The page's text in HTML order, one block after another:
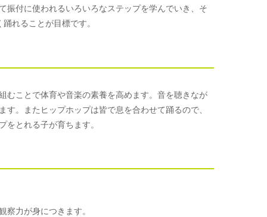
振付に使われるいろいろなステップを学んでいき、そ
れることが目標です。
むことで体育や音楽の素養を高めます。音を聴きなが
。またヒップホップは皆で息を合わせて踊るので、
とれる子が育ちます。
力が身につきます。